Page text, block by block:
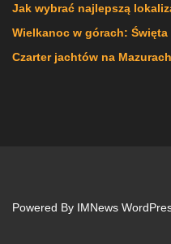
Jak wybrać najlepszą
Wielkanoc w górach:
Czarter jachtów na
Powered By IMNews